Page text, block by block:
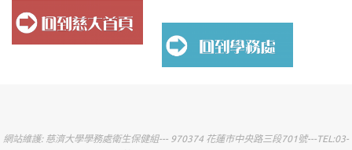
網站維護: 慈濟大學學務處衛生保健組--- 970374 花蓮市中央路三段701號---TEL:03-